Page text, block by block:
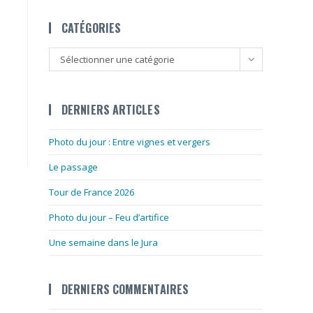
CATÉGORIES
Catégories
Sélectionner une catégorie
DERNIERS ARTICLES
Photo du jour : Entre vignes et vergers
Le passage
Tour de France 2026
Photo du jour – Feu d’artifice
Une semaine dans le Jura
DERNIERS COMMENTAIRES